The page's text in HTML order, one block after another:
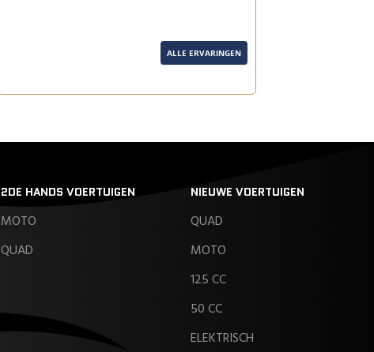
ALLE ERVARINGEN
2DE HANDS VOERTUIGEN
MOTO
QUAD
NIEUWE VOERTUIGEN
QUAD
MOTO
125 CC
50 CC
ELEKTRISCH